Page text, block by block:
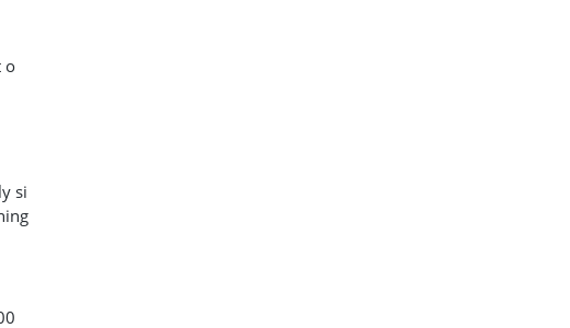
o
si